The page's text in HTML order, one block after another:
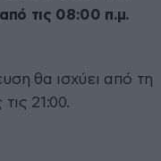
τις 08:00 π.μ.
θα ισχύει από τη
21:00.